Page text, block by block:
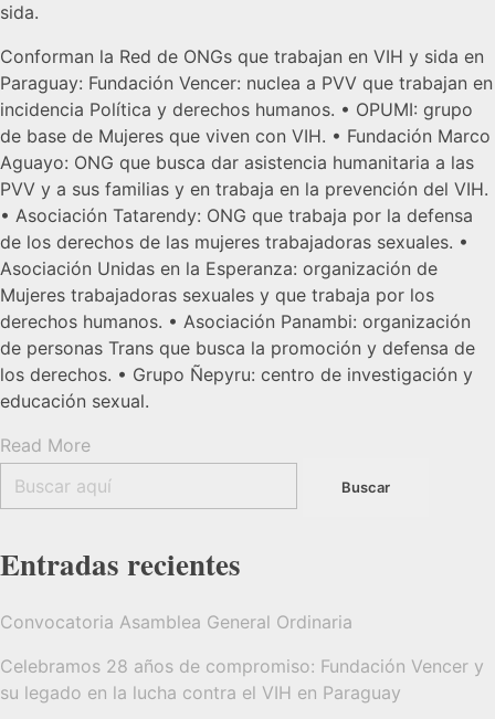
sida.
Conforman la Red de ONGs que trabajan en VIH y sida en
Paraguay: Fundación Vencer: nuclea a PVV que trabajan en
incidencia Política y derechos humanos. • OPUMI: grupo
de base de Mujeres que viven con VIH. • Fundación Marco
Aguayo: ONG que busca dar asistencia humanitaria a las
PVV y a sus familias y en trabaja en la prevención del VIH.
• Asociación Tatarendy: ONG que trabaja por la defensa
de los derechos de las mujeres trabajadoras sexuales. •
Asociación Unidas en la Esperanza: organización de
Mujeres trabajadoras sexuales y que trabaja por los
derechos humanos. • Asociación Panambi: organización
de personas Trans que busca la promoción y defensa de
los derechos. • Grupo Ñepyru: centro de investigación y
educación sexual.
Read More
Entradas recientes
Convocatoria Asamblea General Ordinaria
Celebramos 28 años de compromiso: Fundación Vencer y
su legado en la lucha contra el VIH en Paraguay